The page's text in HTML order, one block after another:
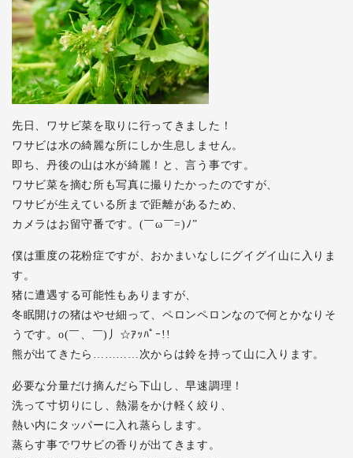
先日、ワサビ菜を取りに行ってきました！
ワサビは水の綺麗な所にしか生息しません。
即ち、丹後の山は水が綺麗！と、言う事です。
ワサビ菜を摘む所も写真に撮りたかったのですが、
ワサビが生えている所まで距離があるため、
カメラはお留守番です。(￣ω￣=)ﾉ”
僕は重度の花粉症ですが、おかまいなしにグイグイ山に入りま
す。
猪に遭遇する可能性もありますが、
冬眠開けの猪はやせ細って、ペロンペロンなので何とかなりそ
うです。o(￣、￣)丿☆ｱｯﾊﾟｰ!!
熊が出てきたら…………次からは鈴を持って山に入ります。
必要な分量だけ摘んだら下山し、早速調理！
洗って寸切りにし、熱湯をかけ軽く絞り、
熱い内にタッパーに入れ蒸らします。
蒸らす事でワサビの香りが出てきます。